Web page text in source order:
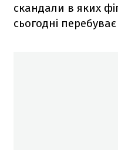
скандали в яких
сьогодні